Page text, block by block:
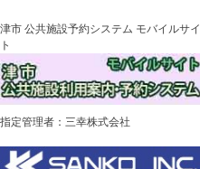
津市 公共施設予約システム モバイルサイ
ト
指定管理者：三幸株式会社